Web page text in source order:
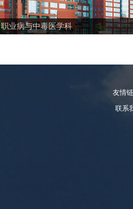
职业病与中毒医学科
友情
联系